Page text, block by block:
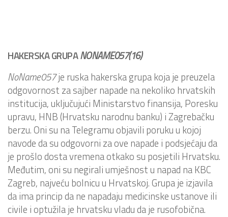
HAKERSKA GRUPANONAME057(16)
NoName057je ruska hakerska grupa koja je preuzela
odgovornost za sajber napade na nekoliko hrvatskih
institucija, uključujući Ministarstvo finansija, Poresku
upravu, HNB (Hrvatsku narodnu banku) i Zagrebačku
berzu. Oni su na Telegramu objavili poruku u kojoj
navode da su odgovorni za ove napade i podsjećaju da
je prošlo dosta vremena otkako su posjetili Hrvatsku.
Međutim, oni su negirali umješnost u napad na KBC
Zagreb, najveću bolnicu u Hrvatskoj. Grupa je izjavila
da ima princip da ne napadaju medicinske ustanove ili
civile i optužila je hrvatsku vladu da je rusofobična.